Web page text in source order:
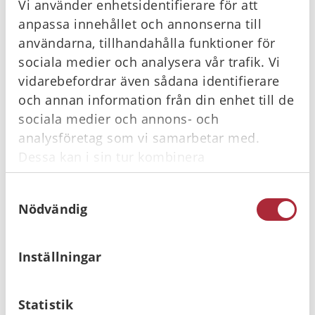
Vi använder enhetsidentifierare för att
anpassa innehållet och annonserna till
användarna, tillhandahålla funktioner för
sociala medier och analysera vår trafik. Vi
vidarebefordrar även sådana identifierare
och annan information från din enhet till de
sociala medier och annons- och
analysföretag som vi samarbetar med.
Dessa kan i sin tur kombinera
informationen med annan information som
samlat in när du har använt deras tjänster.
Nödvändig
Inställningar
Statistik
Act Fast
Övningsväst för
luftvägsstopp barn
1 680 Gå till
CAT Tourniquet,
Svart
I lager